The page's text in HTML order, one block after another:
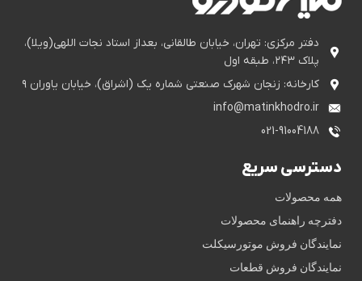
دفتر مرکزی: تهران، خیابان طالقانی، بعداز استاد نجات اللهی(ویلا)،
پلاک ۲۴۳، طبقه اول
کارخانه: زنجان شهرک صنعتی شماره یک (اشراق)، خیابان یاوران ۹
info@matinkhodro.ir
021-91004188
دسترسی سریع
همه محصولات
دفترچه راهنمای محصولات
نمایندگان فروش موتورسیکلت
نمایندگان فروش قطعات